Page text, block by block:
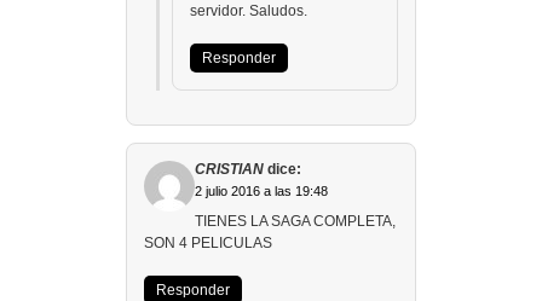
servidor. Saludos.
Responder
CRISTIAN dice:
2 julio 2016 a las 19:48
TIENES LA SAGA COMPLETA,
SON 4 PELICULAS
Responder